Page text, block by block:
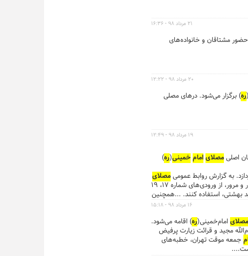
مظلوم منا، در کنار پیکر مطهر شش شهید گمنام، بعد از ظهر یکشنبه ۲۰مرداد با حضور مشتاقان و خانواده‌های
۲۱ مرداد ۹۸ - ۱۶:۳۶
(ره) برگزار می‌شود. درهای مصلی
۲۰ مرداد ۹۸ - ۱۲:۲۲
مصلایامامخمینی(ره)
به گزارش روابط عمومیمصلای
) ، درهای مصلی از ساعت ۶:۳۰ برای ورود باز است و در زمان برگزاری مراسم، شهروندان می‌توانند برای عبور و مرور، از ورودی‌های‌ شماره ۱۷، ۱۹
و ۱۵ در خیابان شهید قنبرزاده و ورودی‌های‌ شماره ۱ و ۳ در خیابان شهید بهشتی، استفاده کنند. ...همچنین
) خدمات رسانی می‌کنند. همزمان با
۱۹ مرداد ۹۸ - ۱۲:۴۹
مصلایامام‌خمینی(ره) اقامه می‌شود.
مجید و قرائت زیارت پرفیض
جمعه موقت تهران، خطبه‌های
۱۶ مرداد ۹۸ - ۱۵:۱۸